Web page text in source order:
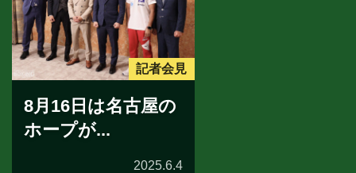
記者会見
8月16日は名古屋の
ホープが...
2025.6.4